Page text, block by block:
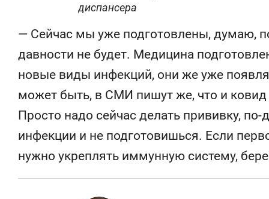
диспансера
— Сейчас мы уже подготовлены, думаю,
давности не будет. Медицина
новые виды инфекций, они же уже
может быть, в СМИ пишут же, что и
Просто надо сейчас делать прививку,
инфекции и не подготовишься. Если
нужно укреплять иммунную систему,